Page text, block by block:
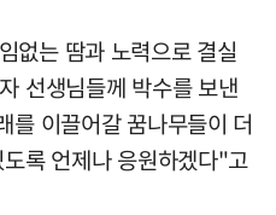
없는 땀과 노력으로 결실
선생님들께 박수를 보낸
이끌어갈 꿈나무들이 더
록 언제나 응원하겠다"고